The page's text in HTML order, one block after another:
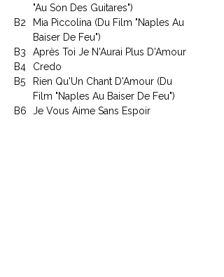
"Au Son Des Guitares")
B2
Mia Piccolina (Du Film "Naples Au
Baiser De Feu")
B3
Après Toi Je N'Aurai Plus D'Amour
B4
Credo
B5
Rien Qu'Un Chant D'Amour (Du
Film "Naples Au Baiser De Feu")
B6
Je Vous Aime Sans Espoir